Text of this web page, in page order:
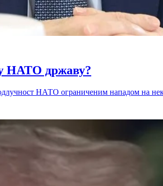
НАТО државу?
НАТО ограниченим нападом на